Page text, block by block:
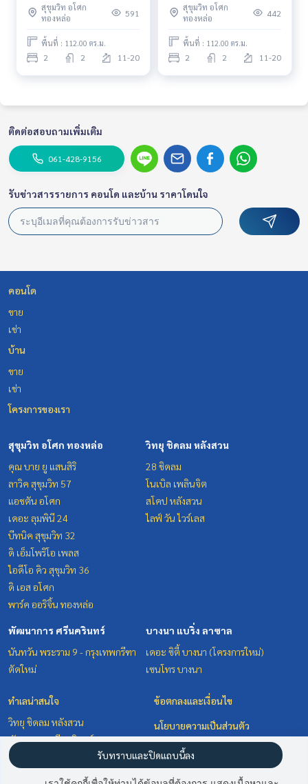
*Fully Furnished /High Floor
/Corner Unit /Private Lift
/Balcony & Ready to move
in*
สุขุมวิท อโศก
ทองหล่อ
591
พื้นที่ : 112.00 ตร.ม.
2 2 11-20
*Fully Furnished /High Floor
/Balcony & Ready to move
in*
สุขุมวิท อโศก
ทองหล่อ
442
พื้นที่ : 112.00 ตร.ม.
2 2 11-20
ติดต่อสอบถามเพิ่มเติม
061-428-9156
รับข่าวสารรายการ คอนโด และบ้าน ราคาโดนใจ
คอนโด
ขาย
เช่า
บ้าน
ขาย
เช่า
โครงการของเรา
สุขุมวิท อโศก ทองหล่อ
คุณ บาย ยู แสนสิริ
ลาวิค สุขุมวิท 57
แอชตัน อโศก
เดอะ ลุมพินี 24
บีทนิค สุขุมวิท 32
ดิ เอ็มโพริโอ เพลส
ไอดีโอ คิว สุขุมวิท 36
ดิ เอส อโศก
พาร์ค ออริจิ้น ทองหล่อ
วิทยุ ชิดลม หลังสวน
28 ชิดลม
โนเบิล เพลินจิต
สโคป หลังสวน
ไลฟ์ วัน ไวร์เลส
พัฒนาการ ศรีนครินทร์
นันทวัน พระราม 9 - กรุงเทพกรีฑา
ตัดใหม่
บางนา แบริ่ง ลาซาล
เดอะ ซิตี้ บางนา (โครงการใหม่)
เซนโทร บางนา
ทำเลน่าสนใจ
วิทยุ ชิดลม หลังสวน
พัฒนาการ ศรีนครินทร์
สุขุมวิท อโศก ทองหล่อ
ข้อตกลงและเงื่อนไข
นโยบายความเป็นส่วนตัว
เกี่ยวกับเรา
วิธีการฝากขาย-เช่า
รับทราบและปิดแถบนี้ลง